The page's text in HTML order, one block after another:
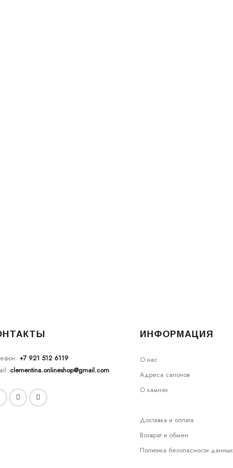
+7 921 512 6119
clementina.onlineshop@gmail.com
ИНФОРМАЦИЯ
О нас
Адреса салонов
О камнях
Доставка и оплата
Возврат и обмен
Политика безопасности данных